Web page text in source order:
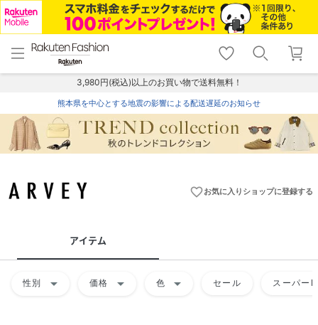
menu home
トップ
shopping_cart lock_outline
ログイン
3,980円(税込)以上のお買い物で送料無料！
熊本県を中心とする地震の影響による配送遅延のお知らせ
favorite_borderお気に入りショップに登録する
アイテム
性別 arrow_drop_down 価格 arrow_drop_down 色 arrow_drop_down セール スーパー